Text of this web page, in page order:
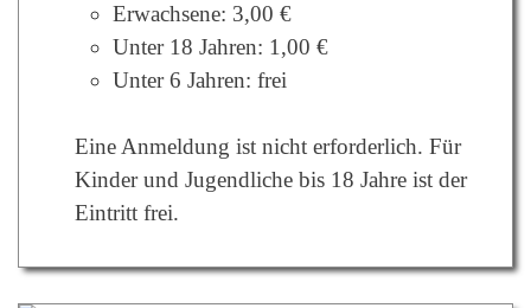
Erwachsene: 3,00 €
Unter 18 Jahren: 1,00 €
Unter 6 Jahren: frei
Eine Anmeldung ist nicht erforderlich. Für
Kinder und Jugendliche bis 18 Jahre ist der
Eintritt frei.